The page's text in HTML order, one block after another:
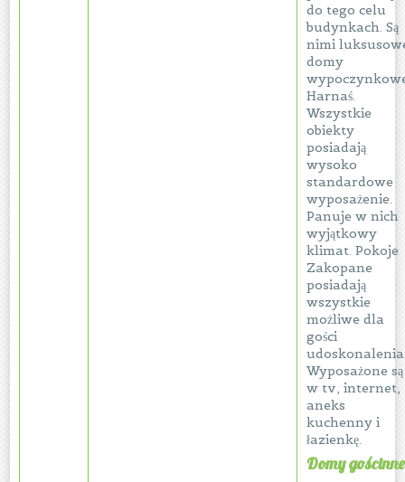
do tego celu
budynkach. Są
nimi
domy
Harnaś.
Wszystkie
obiekty
posiadają
wysoko
standardowe
wyposażenie.
Panuje w nich
wyjątkowy
klimat. Pokoje
Zakopane
posiadają
wszystkie
możliwe dla
gości
Wyposażone są
w tv, internet,
aneks
kuchenny i
łazienkę.
Domy